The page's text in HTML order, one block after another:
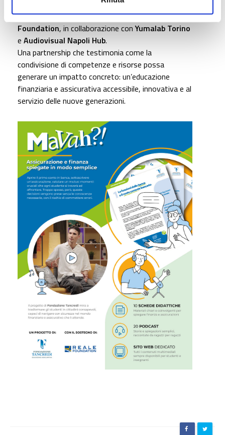
MaVah?! è un progetto diFondazione Tancredi
realizzato grazie al contributo diReale
Foundation, in collaborazione conYumalab Torino
e Audiovisual Napoli Hub.
Una partnership che testimonia come la
condivisione di competenze e risorse possa
generare un impatto concreto: un’educazione
finanziaria e assicurativa accessibile, innovativa e al
servizio delle nuove generazioni.